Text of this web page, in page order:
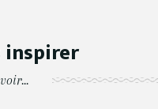
inspirer